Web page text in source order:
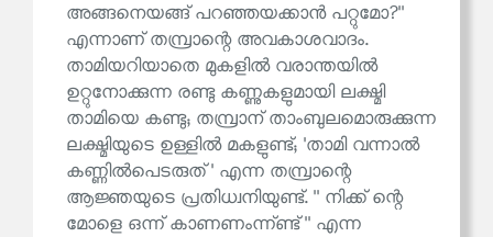
അങ്ങനെയങ്ങ് പറഞ്ഞയക്കാൻ പറ്റുമോ?''
എന്നാണ് തമ്പ്രാന്റെ അവകാശവാദം.
താമിയറിയാതെ മുകളിൽ വരാന്തയിൽ
ഉറ്റുനോക്കുന്ന രണ്ടു കണ്ണുകളുമായി ലക്ഷ്മി
താമിയെ കണ്ടു; തമ്പ്രാന് താംബുലമൊരുക്കുന്ന
ലക്ഷ്മിയുടെ ഉള്ളിൽ മകളുണ്ട്; 'താമി വന്നാൽ
കണ്ണിൽപെടരുത്' എന്ന തമ്പ്രാന്റെ
ആജ്ഞയുടെ പ്രതിധ്വനിയുണ്ട്. '' നിക്ക് ന്റെ
മോളെ ഒന്ന് കാണണംന്ന്ണ്ട്'' എന്ന